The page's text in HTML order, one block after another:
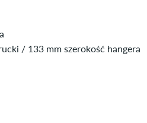
/ 133 mm szerokość hangera